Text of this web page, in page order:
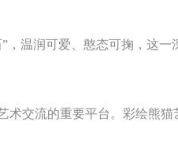
温润可爱、憨态可掬，这一
交流的重要平台。彩绘熊猫